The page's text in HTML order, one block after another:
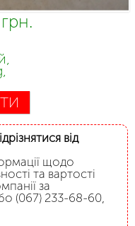
від
щодо
та вартості
за
(067) 233-68-60,